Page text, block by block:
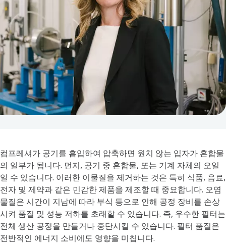
컴프레셔가 공기를 흡입하여 압축하면 원치 않는 입자가 혼합물
의 일부가 됩니다. 먼지, 공기 중 혼합물, 또는 기계 자체의 오일
일 수 있습니다. 이러한 이물질을 제거하는 것은 특히 식품, 음료,
전자 및 제약과 같은 민감한 제품을 제조할 때 중요합니다. 오염
물질은 시간이 지남에 따라 부식 등으로 인해 공정 장비를 손상
시켜 품질 및 성능 저하를 초래할 수 있습니다. 즉, 우수한 필터는
전체 생산 공정을 만들거나 중단시킬 수 있습니다. 필터 품질은
전반적인 에너지 소비에도 영향을 미칩니다.